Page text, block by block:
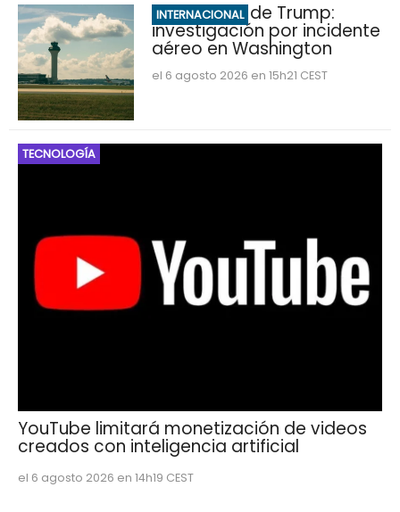
INTERNACIONAL
Marine One de Trump:
investigación por incidente
aéreo en Washington
el 6 agosto 2026 en 15h21 CEST
TECNOLOGÍA
YouTube limitará monetización de videos
creados con inteligencia artificial
el 6 agosto 2026 en 14h19 CEST